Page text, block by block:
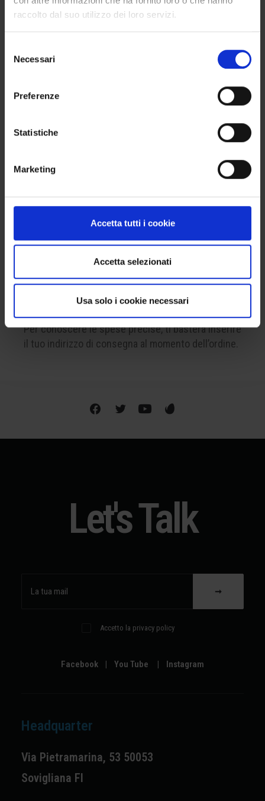
raccolto dal suo utilizzo dei loro servizi.
delNecessari
Preferenze
Statistiche
Marketing
Accetta tutti i cookie
Accetta selezionati
Usa solo i cookie necessari
VUOI COMPRARE PIÙ DI 4 PRODOTTI?
articoli o più: l’importante è che il totale sia
sempre un multiplo di 4, così da ottenere una box
(cono Orton 08–07). Il rispetto di questi parametri
finale del colore.
SPEDIAMO IN TUTTO IL MONDO
La spedizione è disponibile a livello internazionale.
Per conoscere le spese precise, ti basterà inserire
il tuo indirizzo di consegna al momento dell’ordine.
Let's Talk
Accetto la privacy policy
Facebook | You Tube | Instagram
Headquarter
Via Pietramarina, 53 50053
Sovigliana FI